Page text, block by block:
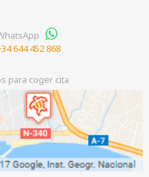
644 452 868
para coger cita